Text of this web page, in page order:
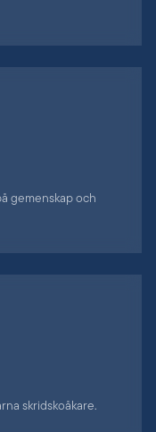
gemenskap och
skridskoåkare.